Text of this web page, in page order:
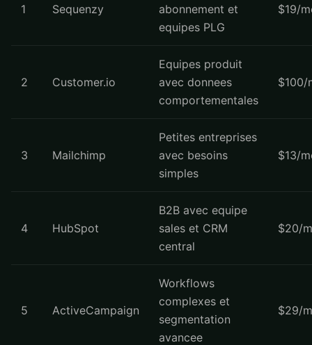
1 Sequenzy
abonnement et
equipes PLG
$19/
2 Customer.io
Equipes produit
avec donnees
comportementales
$100/
3 Mailchimp
Petites entreprises
avec besoins
simples
$13/
4 HubSpot
B2B avec equipe
sales et CRM
central
$20/
5 ActiveCampaign
Workflows
complexes et
segmentation
avancee
$29/